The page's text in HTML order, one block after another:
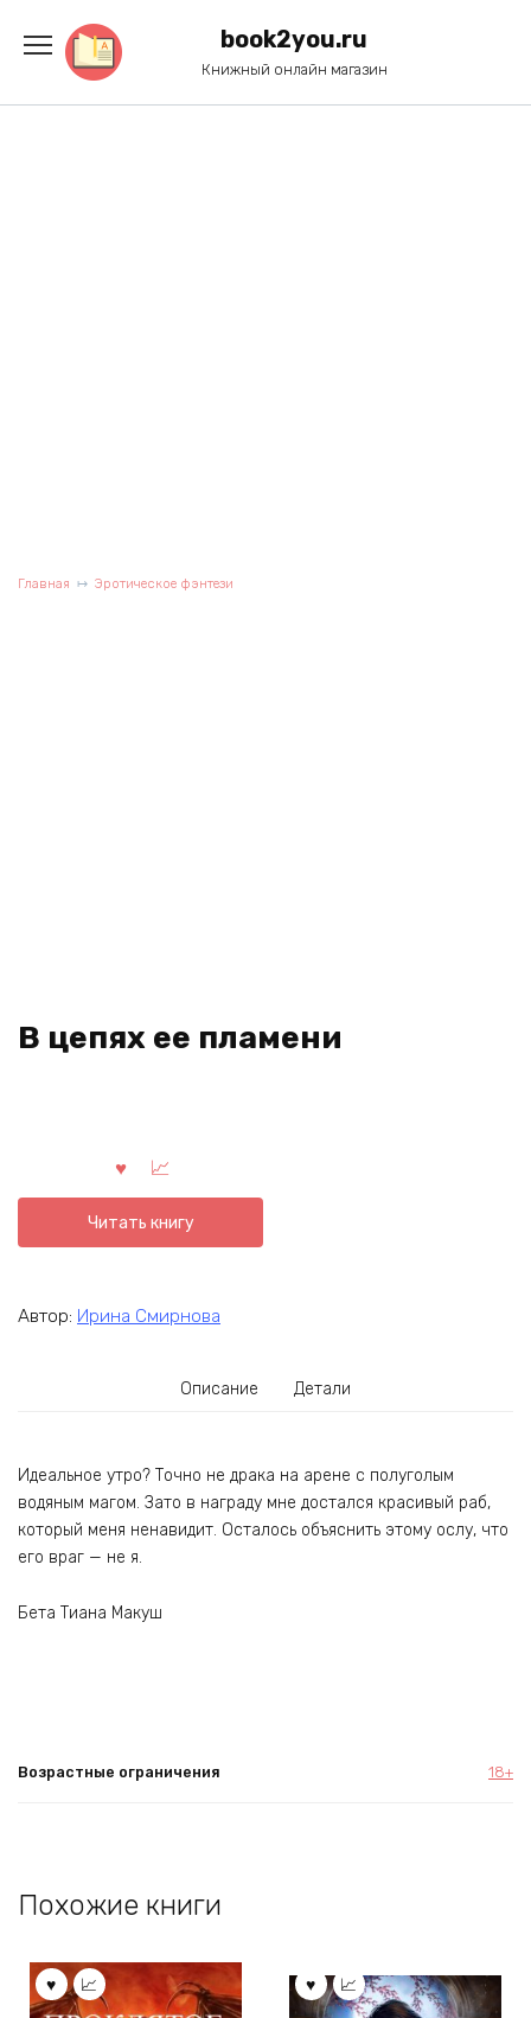
содержанию
book2you.ru
Книжный онлайн магазин
Главная Эротическое фэнтези
В цепях ее пламени
Читать книгу
Автор: Ирина Смирнова
Описание Детали
Идеальное утро? Точно не драка на арене с полуголым
водяным магом. Зато в награду мне достался красивый раб,
который меня ненавидит. Осталось объяснить этому ослу, что
его враг — не я.
Бета Тиана Макуш
Возрастные ограничения 18+
Похожие книги